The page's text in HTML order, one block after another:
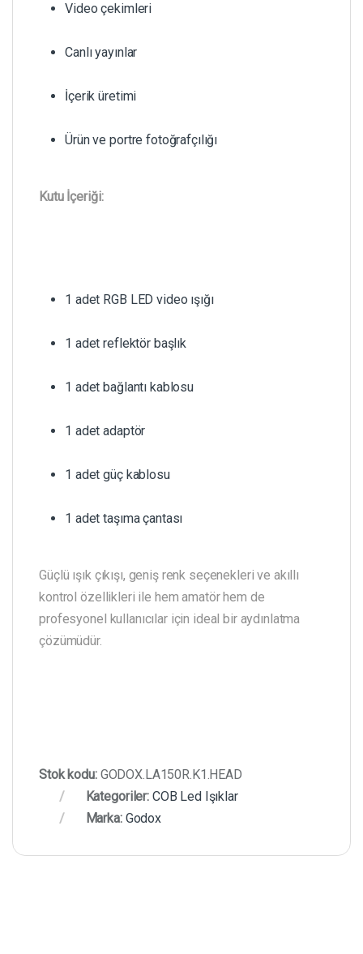
Video çekimleri
Canlı yayınlar
İçerik üretimi
Ürün ve portre fotoğrafçılığı
Kutu İçeriği:
1 adet RGB LED video ışığı
1 adet reflektör başlık
1 adet bağlantı kablosu
1 adet adaptör
1 adet güç kablosu
1 adet taşıma çantası
Güçlü ışık çıkışı, geniş renk seçenekleri ve akıllı
kontrol özellikleri ile hem amatör hem de
profesyonel kullanıcılar için ideal bir aydınlatma
çözümüdür.
Stok kodu: GODOX.LA150R.K1.HEAD
Kategoriler: COB Led Işıklar
Marka: Godox